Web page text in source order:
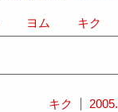
ヨム キク
キク